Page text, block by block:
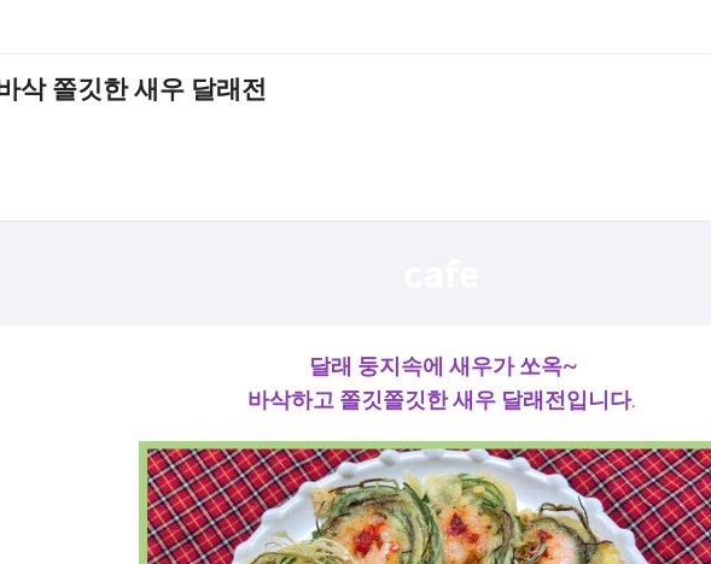
삭 쫄깃한 새우 달래전
달래 둥지속에 새우가 쏘옥~
바삭하고 쫄깃쫄깃한 새우 달래전입니다.